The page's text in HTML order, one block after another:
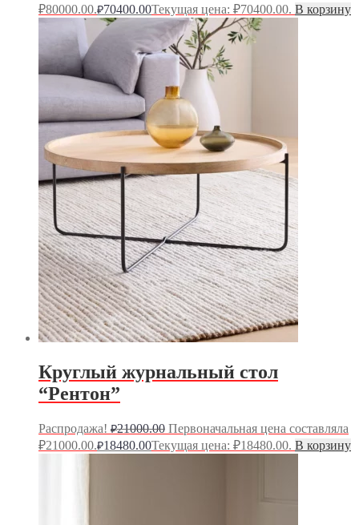
₽80000.00.₽70400.00Текущая цена: ₽70400.00. В корзину
Круглый журнальный стол
“Рентон”
Распродажа! ₽21000.00 Первоначальная цена составляла
₽21000.00.₽18480.00Текущая цена: ₽18480.00. В корзину